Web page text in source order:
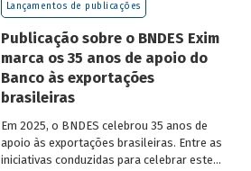
Lançamentos de publicações
Publicação sobre o BNDES Exim
marca os 35 anos de apoio do
Banco às exportações
brasileiras
Em 2025, o BNDES celebrou 35 anos de
apoio às exportações brasileiras. Entre as
iniciativas conduzidas para celebrar este